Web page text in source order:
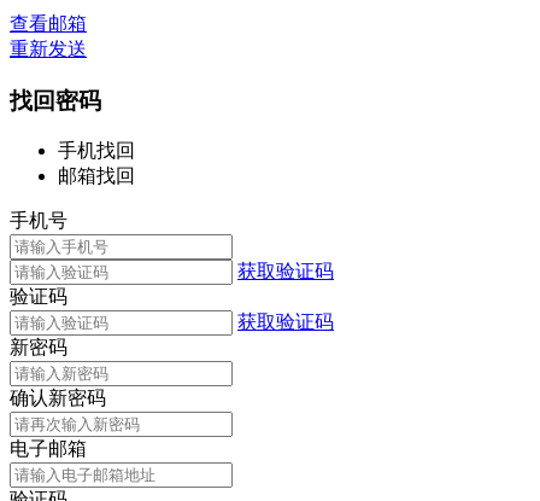
查看邮箱
重新发送
找回密码
手机找回
邮箱找回
手机号
获取验证码
验证码
获取验证码
新密码
确认新密码
电子邮箱